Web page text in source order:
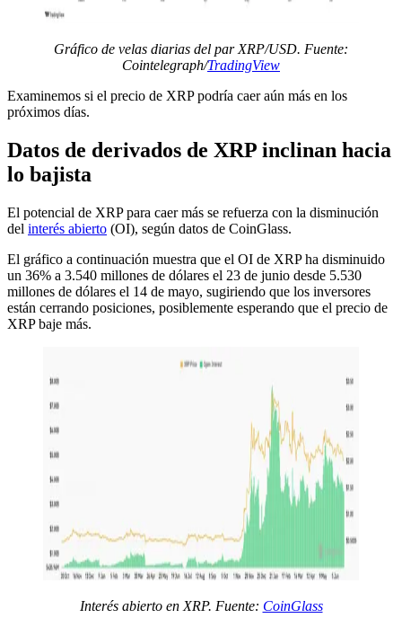
Gráfico de velas diarias del par XRP/USD. Fuente:
Cointelegraph/TradingView
Examinemos si el precio de XRP podría caer aún más en los
próximos días.
Datos de derivados de XRP inclinan hacia
lo bajista
El potencial de XRP para caer más se refuerza con la disminución
del interés abierto (OI), según datos de CoinGlass.
El gráfico a continuación muestra que el OI de XRP ha disminuido
un 36% a 3.540 millones de dólares el 23 de junio desde 5.530
millones de dólares el 14 de mayo, sugiriendo que los inversores
están cerrando posiciones, posiblemente esperando que el precio de
XRP baje más.
Interés abierto en XRP. Fuente: CoinGlass